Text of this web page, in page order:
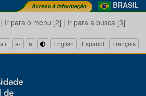
BRASIL
| Ir para o menu [2] | Ir para a busca [3]
a+ a- a English Español Français